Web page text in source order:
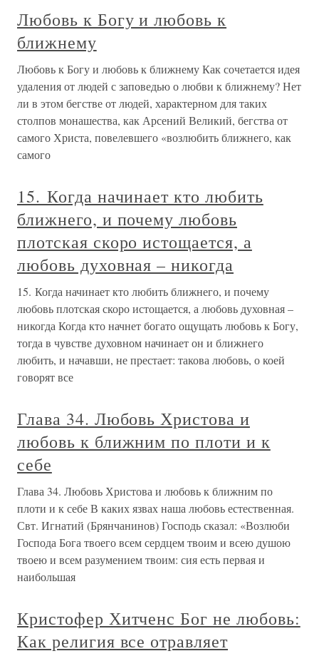
Любовь к Богу и любовь к
ближнему
Любовь к Богу и любовь к ближнему Как сочетается идея
удаления от людей с заповедью о любви к ближнему? Нет
ли в этом бегстве от людей, характерном для таких
столпов монашества, как Арсений Великий, бегства от
самого Христа, повелевшего «возлюбить ближнего, как
самого
15. Когда начинает кто любить
ближнего, и почему любовь
плотская скоро истощается, а
любовь духовная – никогда
15. Когда начинает кто любить ближнего, и почему
любовь плотская скоро истощается, а любовь духовная –
никогда Когда кто начнет богато ощущать любовь к Богу,
тогда в чувстве духовном начинает он и ближнего
любить, и начавши, не престает: такова любовь, о коей
говорят все
Глава 34. Любовь Христова и
любовь к ближним по плоти и к
себе
Глава 34. Любовь Христова и любовь к ближним по
плоти и к себе В каких язвах наша любовь естественная.
Свт. Игнатий (Брянчанинов) Господь сказал: «Возлюби
Господа Бога твоего всем сердцем твоим и всею душою
твоею и всем разумением твоим: сия есть первая и
наибольшая
Кристофер Хитченс Бог не любовь:
Как религия все отравляет